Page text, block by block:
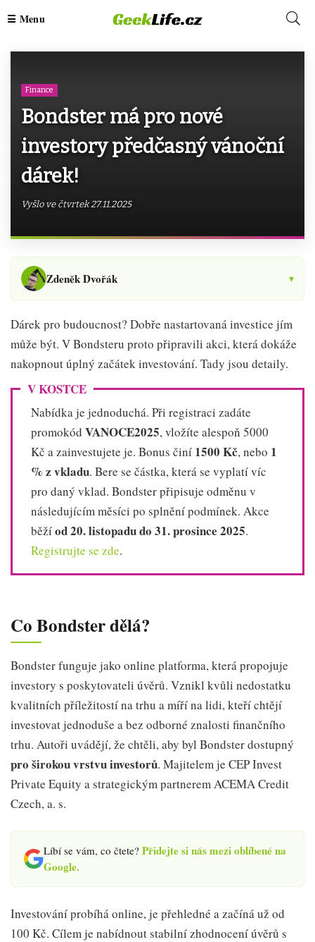
Finance
Bondster má pro nové
investory předčasný vánoční
dárek!
Vyšlo ve čtvrtek 27.11.2025
Zdeněk Dvořák ▾
Dárek pro budoucnost? Dobře nastartovaná investice jím
může být. V Bondsteru proto připravili akci, která dokáže
nakopnout úplný začátek investování. Tady jsou detaily.
V KOSTCE
Nabídka je jednoduchá. Při registraci zadáte
promokód VANOCE2025, vložíte alespoň 5000
Kč a zainvestujete je. Bonus činí 1500 Kč, nebo 1
% z vkladu. Bere se částka, která se vyplatí víc
pro daný vklad. Bondster připisuje odměnu v
následujícím měsíci po splnění podmínek. Akce
běžíod 20. listopadu do 31. prosince 2025.
Registrujte se zde.
Co Bondster dělá?
Bondster funguje jako online platforma, která propojuje
investory s poskytovateli úvěrů. Vznikl kvůli nedostatku
kvalitních příležitostí na trhu a míří na lidi, kteří chtějí
investovat jednoduše a bez odborné znalosti finančního
trhu. Autoři uvádějí, že chtěli, aby byl Bondster dostupný
pro širokou vrstvu investorů. Majitelem je CEP Invest
Private Equity a strategickým partnerem ACEMA Credit
Czech, a. s.
Líbí se vám, co čtete? Přidejte si nás mezi oblíbené na
Google.
Investování probíhá online, je přehledné a začíná už od
100 Kč. Cílem je nabídnout stabilní zhodnocení úvěrů s